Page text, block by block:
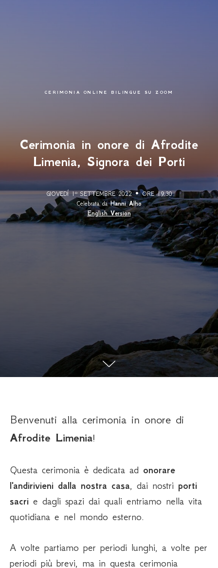
CERIMONIA ONLINE BILINGUE SU ZOOM
Cerimonia in onore di Afrodite
Limenia, Signora dei Porti
GIOVEDÍ 1º SETTEMBRE 2022 • ORE 19:30
Celebrata daHanni Alho
English Version
Benvenuti alla cerimonia in onore di
Afrodite Limenia!
Questa cerimonia è dedicata ad onorare
l'andirivieni dalla nostra casa, dai nostri porti
sacri e dagli spazi dai quali entriamo nella vita
quotidiana e nel mondo esterno.
A volte partiamo per periodi lunghi, a volte per
periodi più brevi, ma in questa cerimonia